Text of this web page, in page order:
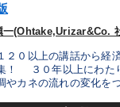
一(Ohtake,Urizar&Co.
０以上の講話から経
！ ３０年以上にわた
やカネの流れの変化を